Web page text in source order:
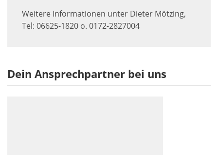
Weitere Informationen unter Dieter Mötzing,
Tel: 06625-1820 o. 0172-2827004
Dein Ansprechpartner bei uns